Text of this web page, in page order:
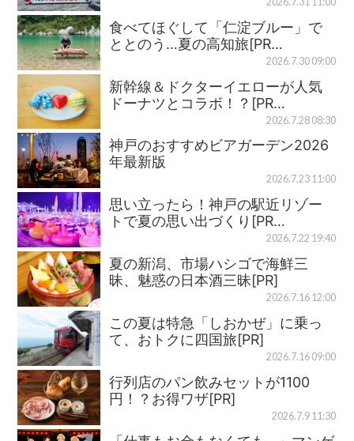
食べてほぐして「仁淀ブルー」で
ととのう…夏の高知旅[PR…
2026.7.30 09:00
新幹線＆ドクターイエローが人気
ドーナツとコラボ！？[PR…
2026.7.28 08:30
神戸のおすすめビアガーデン2026
年最新版
2026.7.23 11:00
思い立ったら！神戸の駅近リゾー
トで夏の思い出づくり[PR…
2026.7.22 19:40
夏の新潟、市場ハシゴで海鮮三
昧、魅惑の日本酒三昧[PR]
2026.7.16 12:00
この夏は特急「しおかぜ」に乗っ
て、おトクに四国旅[PR]
2026.7.16 09:00
行列店のパン飲みセットが1100
円！？お得ワザ[PR]
2026.7.9 11:30